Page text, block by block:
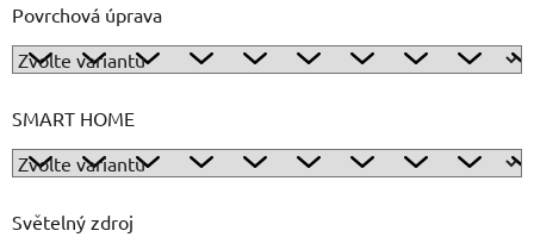
Povrchová úprava
SMART HOME
Světelný zdroj